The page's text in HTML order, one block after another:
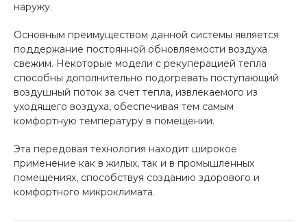
наружу.
Основным преимуществом данной системы является
поддержание постоянной обновляемости воздуха
свежим. Некоторые модели с рекуперацией тепла
способны дополнительно подогревать поступающий
воздушный поток за счет тепла, извлекаемого из
уходящего воздуха, обеспечивая тем самым
комфортную температуру в помещении.
Эта передовая технология находит широкое
применение как в жилых, так и в промышленных
помещениях, способствуя созданию здорового и
комфортного микроклимата.